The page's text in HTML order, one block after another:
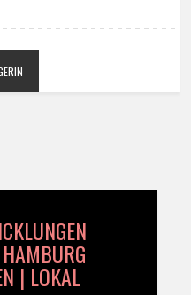
| LOKAL